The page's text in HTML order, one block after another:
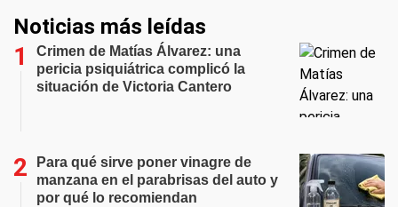
Noticias más leídas
Crimen de Matías Álvarez: una
pericia psiquiátrica complicó la
situación de Victoria Cantero
Para qué sirve poner vinagre de
manzana en el parabrisas del auto y
por qué lo recomiendan